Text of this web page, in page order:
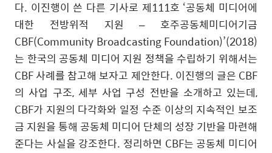
다. 이진행이 쓴 다른 기사로 제111호 ‘공동체 미디어에
대한 전방위적 지원– 호주공동체미디어기금
CBF(Community Broadcasting Foundation)’(2018)
는 한국의 공동체 미디어 지원 정책을 수립하기 위해서는
CBF사례를 참고해 보자고 제안한다. 이진행의 글은 CBF
의 사업 구조, 세부 사업 구성 전반을 소개하고 있는데,
CBF가 지원의 다각화와 일정 수준 이상의 지속적인 보조
금 지원을 통해 공동체 미디어 단체의 성장 기반을 마련해
준다는 사실을 강조한다. 정리하면 CBF는 공동체 미디어